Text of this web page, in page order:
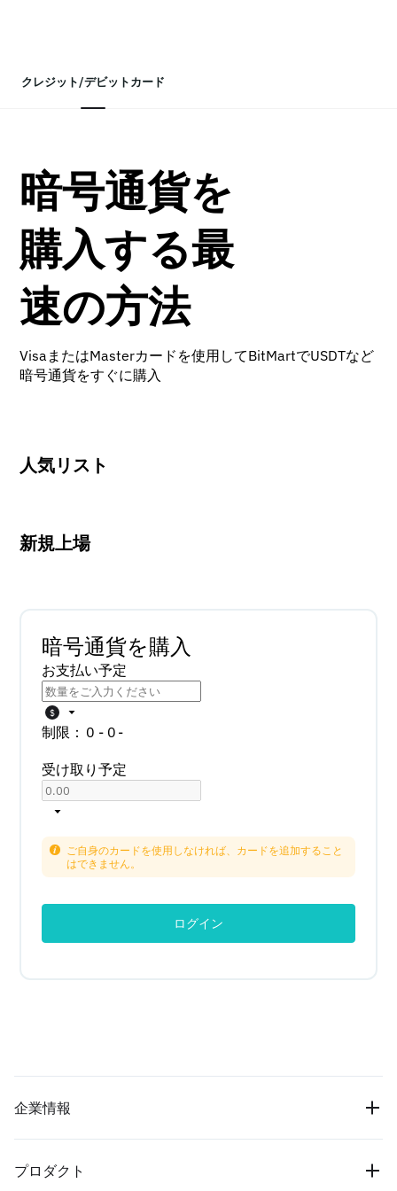
クレジット/デビットカード
暗号通貨を
購入する最
速の方法
VisaまたはMasterカードを使用してBitMartでUSDTなど
暗号通貨をすぐに購入
人気リスト
新規上場
暗号通貨を購入
お支払い予定
$
制限： 0 - 0 -
受け取り予定
ご自身のカードを使用しなければ、カードを追加すること
はできません。
ログイン
企業情報
プロダクト